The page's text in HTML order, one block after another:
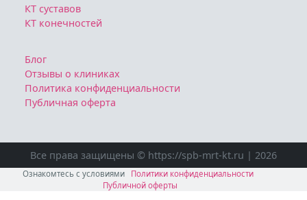
КТ суставов
КТ конечностей
Блог
Отзывы о клиниках
Политика конфиденциальности
Публичная оферта
Все права защищены © https://spb-mrt-kt.ru | 2026
Ознакомтесь с условиями
Политики конфиденциальности
Публичной оферты